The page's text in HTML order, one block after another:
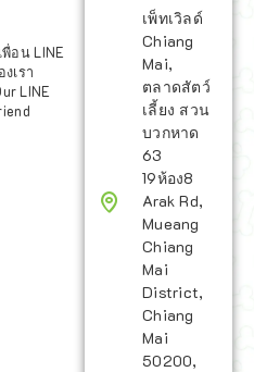
พื่อน LINE
งเรา
LINE
เพ็ทเวิลด์
Chiang
Mai,
ตลาดสัตว์
เลี้ยง สวน
บวกหาด
63
19ห้อง8
Arak Rd,
Mueang
Chiang
Mai
District,
Chiang
Mai
50200,